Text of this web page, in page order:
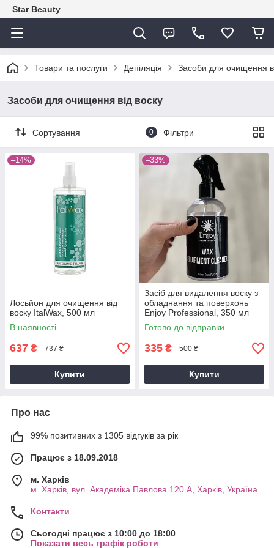
Star Beauty
Товари та послуги Депіляція Засоби для очищення
Засоби для очищення від воску
Сортування 0 Фільтри
–14%
Лосьйон для очищення від
воску ItalWax, 500 мл
В наявності
637 ₴ 737 ₴
Купити
–33%
Засіб для видалення воску з
обладнання та поверхонь
Enjoy Professional, 350 мл
Готово до відправки
335 ₴ 500 ₴
Купити
Про нас
99% позитивних з 1305 відгуків за рік
Працює з 18.09.2018
м. Харків
м. Харків, вул. Академіка Павлова 120 А, Харків, Україна
Контакти
Сьогодні працює з 10:00 до 18:00
Показати весь графік роботи